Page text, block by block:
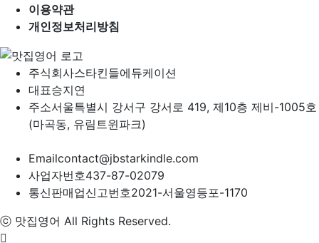
이용약관
개인정보처리방침
주식회사스타킨들에듀케이션
대표승지연
주소서울특별시 강서구 강서로 419, 제10층 제비-1005호
(마곡동, 유림트윈파크)
Emailcontact@jbstarkindle.com
사업자번호437-87-02079
통신판매업신고번호2021-서울영등포-1170
ⓒ 맛집영어 All Rights Reserved.